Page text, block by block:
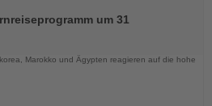
um 31
Marokko und Ägypten reagieren auf die hohe